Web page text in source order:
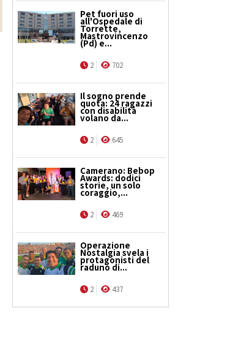
Pet fuori uso
all'Ospedale di
Torrette,
Mastrovincenzo
(Pd) e...
2 702
Il sogno prende
quota: 24 ragazzi
con disabilità
volano da...
2 645
Camerano: Bebop
Awards: dodici
storie, un solo
coraggio,...
2 469
Operazione
Nostalgia svela i
protagonisti del
raduno di...
2 437